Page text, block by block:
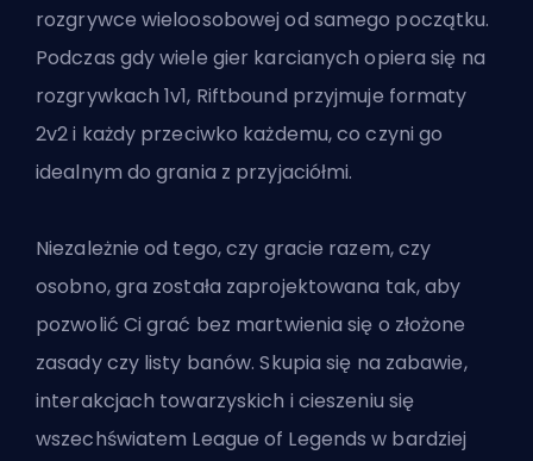
rozgrywce wieloosobowej od samego początku.
Podczas gdy wiele gier karcianych opiera się na
rozgrywkach 1v1, Riftbound przyjmuje formaty
2v2 i każdy przeciwko każdemu, co czyni go
idealnym do grania z przyjaciółmi.
Niezależnie od tego, czy gracie razem, czy
osobno, gra została zaprojektowana tak, aby
pozwolić Ci grać bez martwienia się o złożone
zasady czy listy banów. Skupia się na zabawie,
interakcjach towarzyskich i cieszeniu się
wszechświatem League of Legends w bardziej